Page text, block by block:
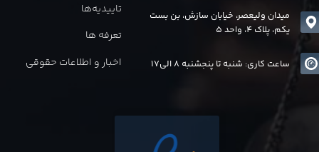
تاییدیه‌ها
تعرفه ها
اخبار و اطلاعات حقوقی
میدان ولیعصر، خیابان سازش، بن بست
یکم، پلاک 4، واحد 5
ساعت کاری: شنبه تا پنجشنبه 8 الی17